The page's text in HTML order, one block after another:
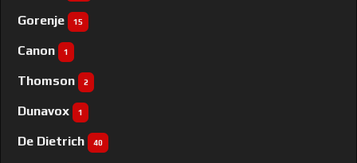
Gorenje 15
Canon 1
Thomson 2
Dunavox 1
De Dietrich 40